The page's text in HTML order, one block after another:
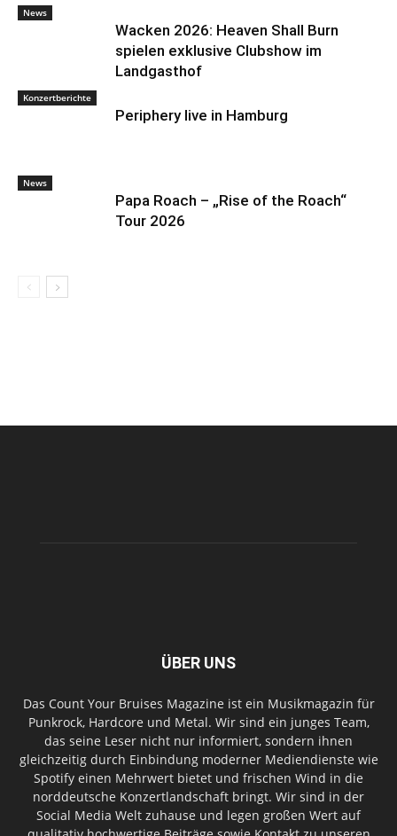
News
Wacken 2026: Heaven Shall Burn
spielen exklusive Clubshow im
Landgasthof
Konzertberichte
Periphery live in Hamburg
News
Papa Roach – „Rise of the Roach“
Tour 2026
ÜBER UNS
Das Count Your Bruises Magazine ist ein Musikmagazin für
Punkrock, Hardcore und Metal. Wir sind ein junges Team,
das seine Leser nicht nur informiert, sondern ihnen
gleichzeitig durch Einbindung moderner Mediendienste wie
Spotify einen Mehrwert bietet und frischen Wind in die
norddeutsche Konzertlandschaft bringt. Wir sind in der
Social Media Welt zuhause und legen großen Wert auf